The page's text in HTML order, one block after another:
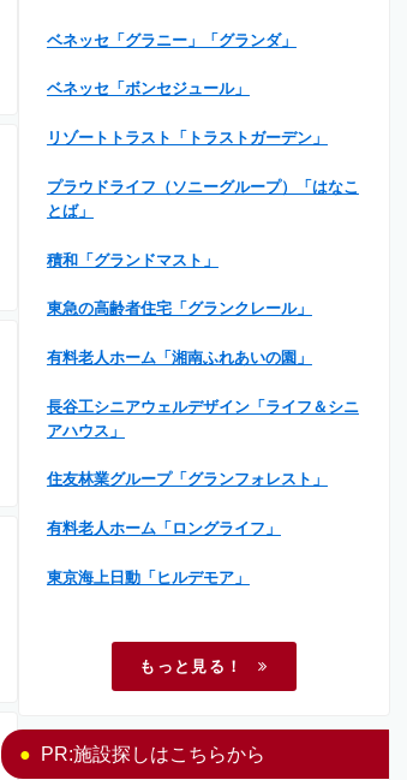
ベネッセ「グラニー」「グランダ」
ベネッセ「ボンセジュール」
リゾートトラスト「トラストガーデン」
プラウドライフ（ソニーグループ）「はなこ
とば」
積和「グランドマスト」
東急の高齢者住宅「グランクレール」
有料老人ホーム「湘南ふれあいの園」
長谷工シニアウェルデザイン「ライフ＆シニ
アハウス」
住友林業グループ「グランフォレスト」
有料老人ホーム「ロングライフ」
東京海上日動「ヒルデモア」
もっと見る！
PR:施設探しはこちらから